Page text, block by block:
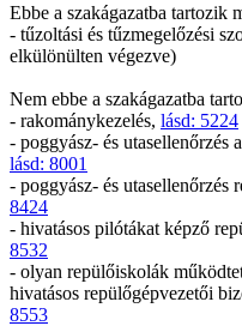
Ebbe a szakágazatba tartozik
- tűzoltási és tűzmegelőzési
elkülönülten végezve)
Nem ebbe a szakágazatba
- rakománykezelés, lásd: 5224
- poggyász- és utasellenőrzés
lásd: 8001
- poggyász- és utasellenőrzés
8424
- hivatásos pilótákat képző
8532
- olyan repülőiskolák
hivatásos repülőgépvezetői
8553